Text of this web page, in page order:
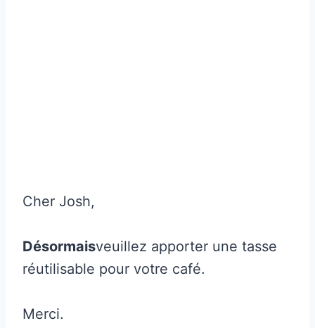
Cher Josh,
Désormaisveuillez apporter une tasse
réutilisable pour votre café.
Merci.